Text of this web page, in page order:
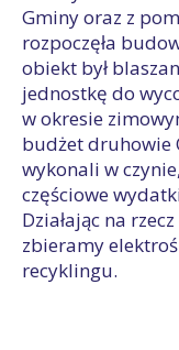
Gminy oraz z
rozpoczęła
obiekt był
jednostkę do
w okresie
budżet druhowie
wykonali w
częściowe
Działając na
zbieramy
recyklingu.